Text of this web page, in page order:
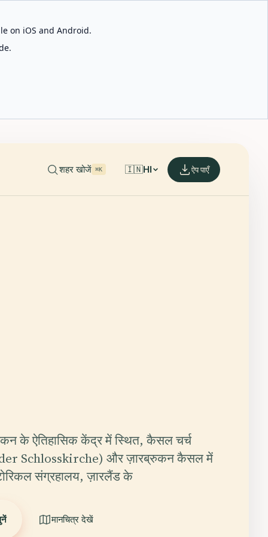
on iOS and Android.
शहर खोजें ⌘K 🇮🇳HI ऐप पाएँ
के ऐतिहासिक केंद्र में स्थित, कैसल चर्च
Schlosskirche) और ज़ारब्रुकन कैसल में
संग्रहालय, ज़ारलैंड के
मानचित्र देखें